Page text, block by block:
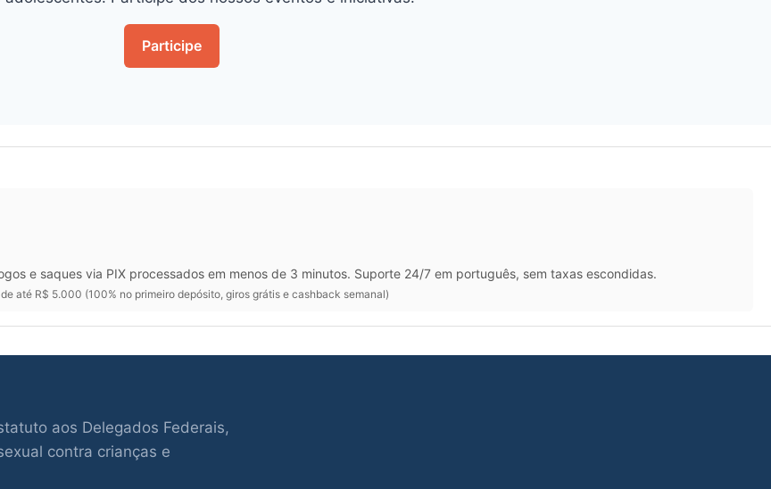
Participe
e saques via PIX processados em menos de 3 minutos. Suporte 24/7 em português, sem taxas escondidas.
até R$ 5.000 (100% no primeiro depósito, giros grátis e cashback semanal)
aos Delegados Federais,
contra crianças e